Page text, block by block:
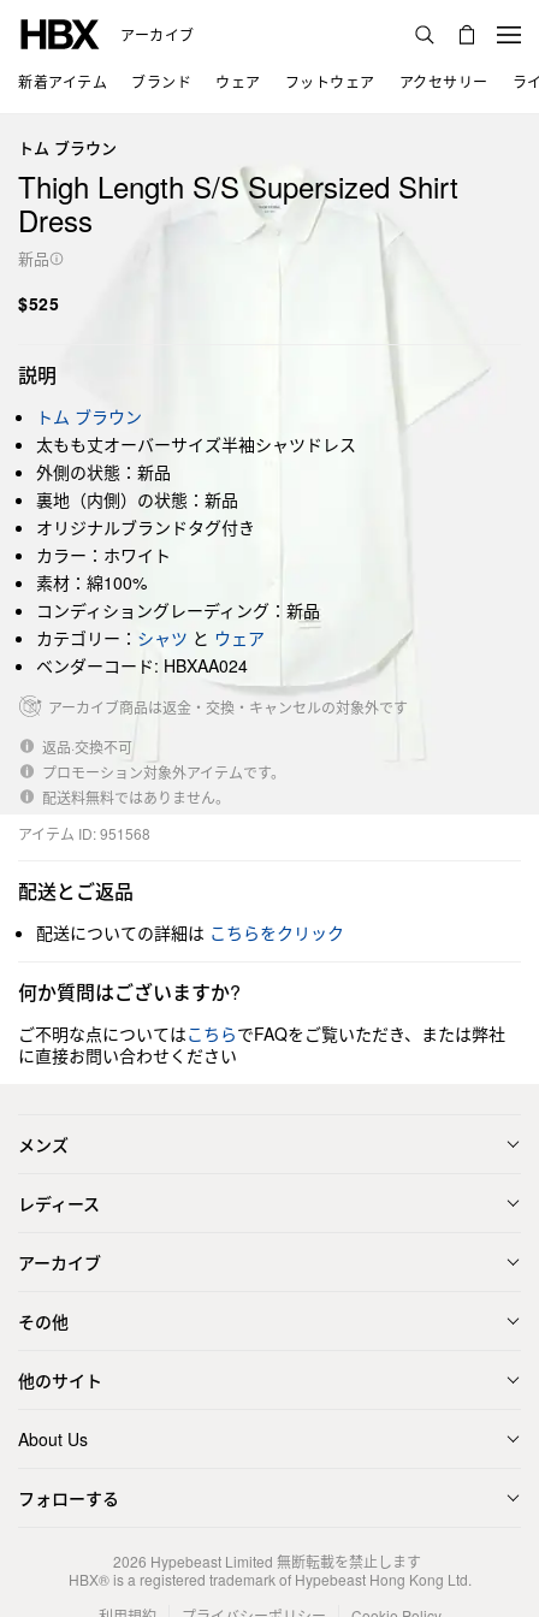
アーカイブ
新着アイテム ブランド ウェア フットウェア アクセサリー ラ
トム ブラウン
Thigh Length S/S Supersized Shirt
Dress
新品
$525
説明
トム ブラウン
太もも丈オーバーサイズ半袖シャツドレス
外側の状態：新品
裏地（内側）の状態：新品
オリジナルブランドタグ付き
カラー：ホワイト
素材：綿100%
コンディショングレーディング：新品
カテゴリー： シャツ と ウェア
ベンダーコード: HBXAA024
アーカイブ商品は返金・交換・キャンセルの対象外です
返品·交換不可
プロモーション対象外アイテムです。
配送料無料ではありません。
アイテム ID: 951568
配送とご返品
配送についての詳細は こちらをクリック
何か質問はございますか?
ご不明な点についてはこちらでFAQをご覧いただき、または弊社
に直接お問い合わせください
メンズ
レディース
アーカイブ
その他
他のサイト
About Us
フォローする
2026 Hypebeast Limited 無断転載を禁止します
HBX® is a registered trademark of Hypebeast Hong Kong Ltd.